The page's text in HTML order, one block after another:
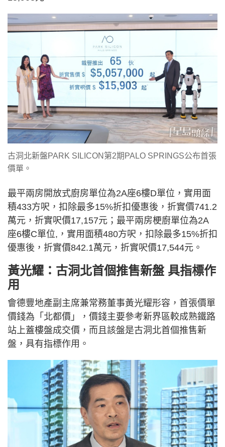
古洞北新盤PARK SILICON第2期PALO SPRINGS公布首張
價單。
最平兩房開放式廚房單位為2A座6樓D單位，實用面
積433方呎，扣除最多15%折扣優惠後，折實價741.2
萬元，折實呎價17,157元；最平兩房梗廚單位為2A
座6樓C單位,，實用面積480方呎，扣除最多15%折扣
優惠後，折實價842.1萬元，折實呎價17,544元。
黃光耀：古洞北首個推售新盤 具指標作
用
會德豐地產副主席兼常務董事黃光耀形容，首張價單
價錢為「北都價」，價錢主要參考新界區較成熟鐵路
站上蓋樓盤成交價，而且該盤是古洞北首個推售新
盤，具有指標作用。